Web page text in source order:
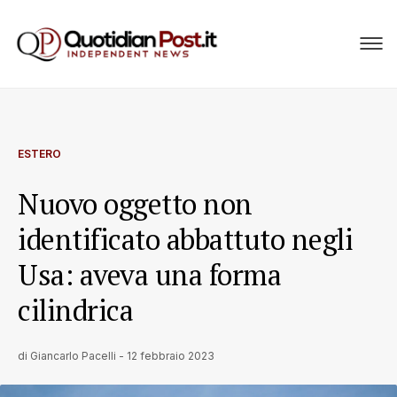
ESTERO
Nuovo oggetto non
identificato abbattuto negli
Usa: aveva una forma
cilindrica
di Giancarlo Pacelli - 12 febbraio 2023